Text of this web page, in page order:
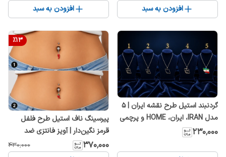
افزودن به سبد افزودن به سبد
گردنبند استیل طرح نقشه ایران | ۵
مدل IRAN، ایران، HOME و پرچمی
| رنگ ثابت و ضد حساسیت
۲۳۰٬۰۰۰
%13
پیرسینگ ناف استیل طرح فلفل
قرمز نگین‌دار | آویز فانتزی ضد
حساسیت
۳۷۰٬۰۰۰ ۴۳۰٬۰۰۰